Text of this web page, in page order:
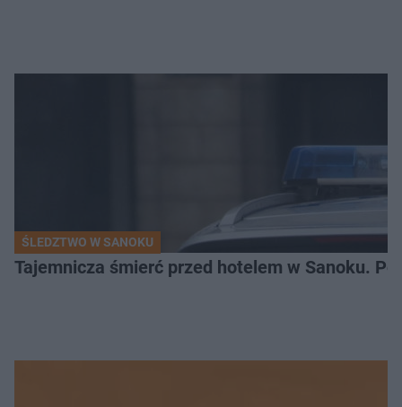
ŚLEDZTWO W SANOKU
Tajemnicza śmierć przed hotelem w Sanoku.